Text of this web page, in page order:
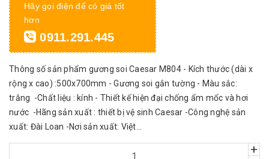
Hãy gọi điện để có giá tốt
hơn
0911.291.445
Thông số sản phẩm gương soi Caesar M804 - Kích thước (dài x
rộng x cao) :500x700mm - Gương soi gắn tường - Màu sắc:
trắng -Chất liệu : kính - Thiết kế hiện đại chống ẩm mốc và hơi
nước -Hãng sản xuất : thiết bị vệ sinh Caesar -Công nghệ sản
xuất: Đài Loan -Nơi sản xuất: Việt...
+